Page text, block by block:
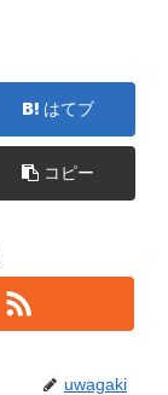
はてブ
コピー
uwagaki